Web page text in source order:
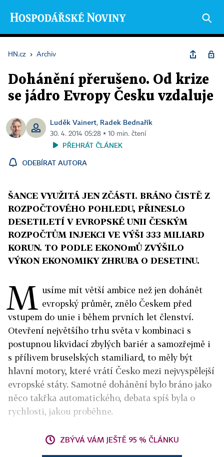
HN.cz › Archiv
Dohánění přerušeno. Od krize
se jádro Evropy Česku vzdaluje
Luděk Vainert, Radek Bednařík
30. 4. 2014 05:28 ▪ 10 min. čtení
PŘEHRÁT ČLÁNEK
ODEBÍRAT AUTORA
ŠANCE VYUŽITÁ JEN ZČÁSTI. BRÁNO ČISTĚ Z
ROZPOČTOVÉHO POHLEDU, PŘINESLO
DESETILETÍ V EVROPSKÉ UNII ČESKÝM
ROZPOČTŮM INJEKCI VE VÝŠI 333 MILIARD
KORUN. TO PODLE EKONOmŮ ZVÝŠILO
VÝKON EKONOMIKY ZHRUBA O DESETINU.
M usíme mít větší ambice než jen dohánět
evropský průměr, znělo Českem před
vstupem do unie i během prvních let členství.
Otevření největšího trhu světa v kombinaci s
postupnou likvidací zbylých bariér a samozřejmě i
s přílivem bruselských stamiliard, to měly být
hlavní motory, které vrátí Česko mezi nejvyspělejší
evropské státy. Samotné dohánění bylo bráno jako
něco takřka automatického, debata spíš byla o
rychlosti, jakou proběhne.
ZBÝVÁ VÁM JEŠTĚ 95 % ČLÁNKU